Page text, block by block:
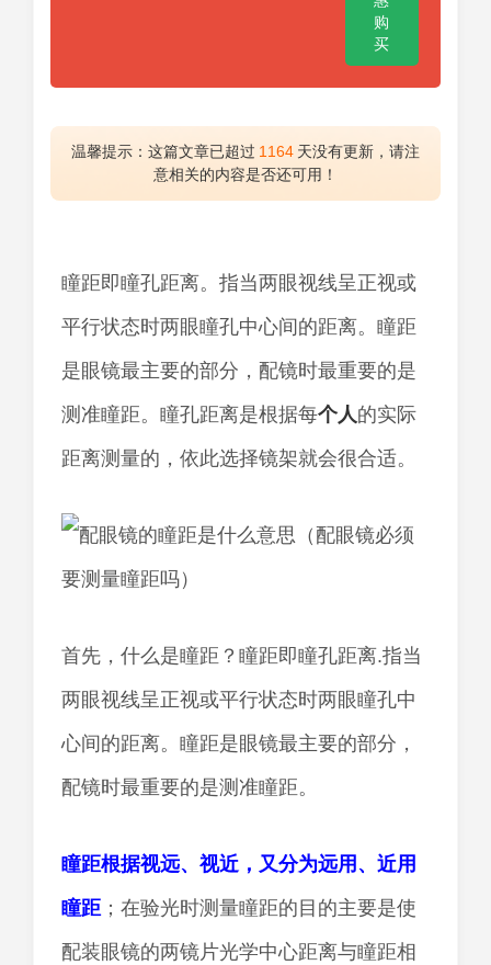
购
买
温馨提示：这篇文章已超过 1164 天没有更新，请注
意相关的内容是否还可用！
瞳距即瞳孔距离。指当两眼视线呈正视或
平行状态时两眼瞳孔中心间的距离。瞳距
是眼镜最主要的部分，配镜时最重要的是
测准瞳距。瞳孔距离是根据每个人的实际
距离测量的，依此选择镜架就会很合适。
首先，什么是瞳距？瞳距即瞳孔距离.指当
两眼视线呈正视或平行状态时两眼瞳孔中
心间的距离。瞳距是眼镜最主要的部分，
配镜时最重要的是测准瞳距。
瞳距根据视远、视近，又分为远用、近用
瞳距 ；在验光时测量瞳距的目的主要是使
配装眼镜的两镜片光学中心距离与瞳距相